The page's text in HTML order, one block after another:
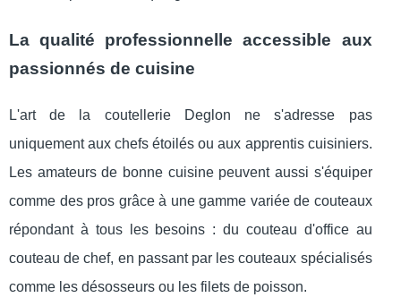
La qualité professionnelle accessible aux
passionnés de cuisine
L'art de la coutellerie Deglon ne s'adresse pas
uniquement aux chefs étoilés ou aux apprentis cuisiniers.
Les amateurs de bonne cuisine peuvent aussi s'équiper
comme des pros grâce à une gamme variée de couteaux
répondant à tous les besoins : du couteau d'office au
couteau de chef, en passant par les couteaux spécialisés
comme les désosseurs ou les filets de poisson.